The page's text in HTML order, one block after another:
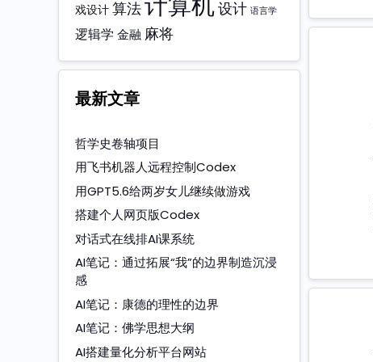
戏设计 算法 设计 语言学
逻辑学 金融 麻将
最新文章
哲学史卷轴项目
用飞书机器人远程控制Codex
用GPT5.6给两岁女儿继续做游戏
搭建个人网页版Codex
对话式在线排AI课系统
AI笔记：通过拓展“我”的边界制造沉浸
感
AI笔记：康德的理性的边界
AI笔记：佛学思想大纲
AI搭建量化分析平台网站